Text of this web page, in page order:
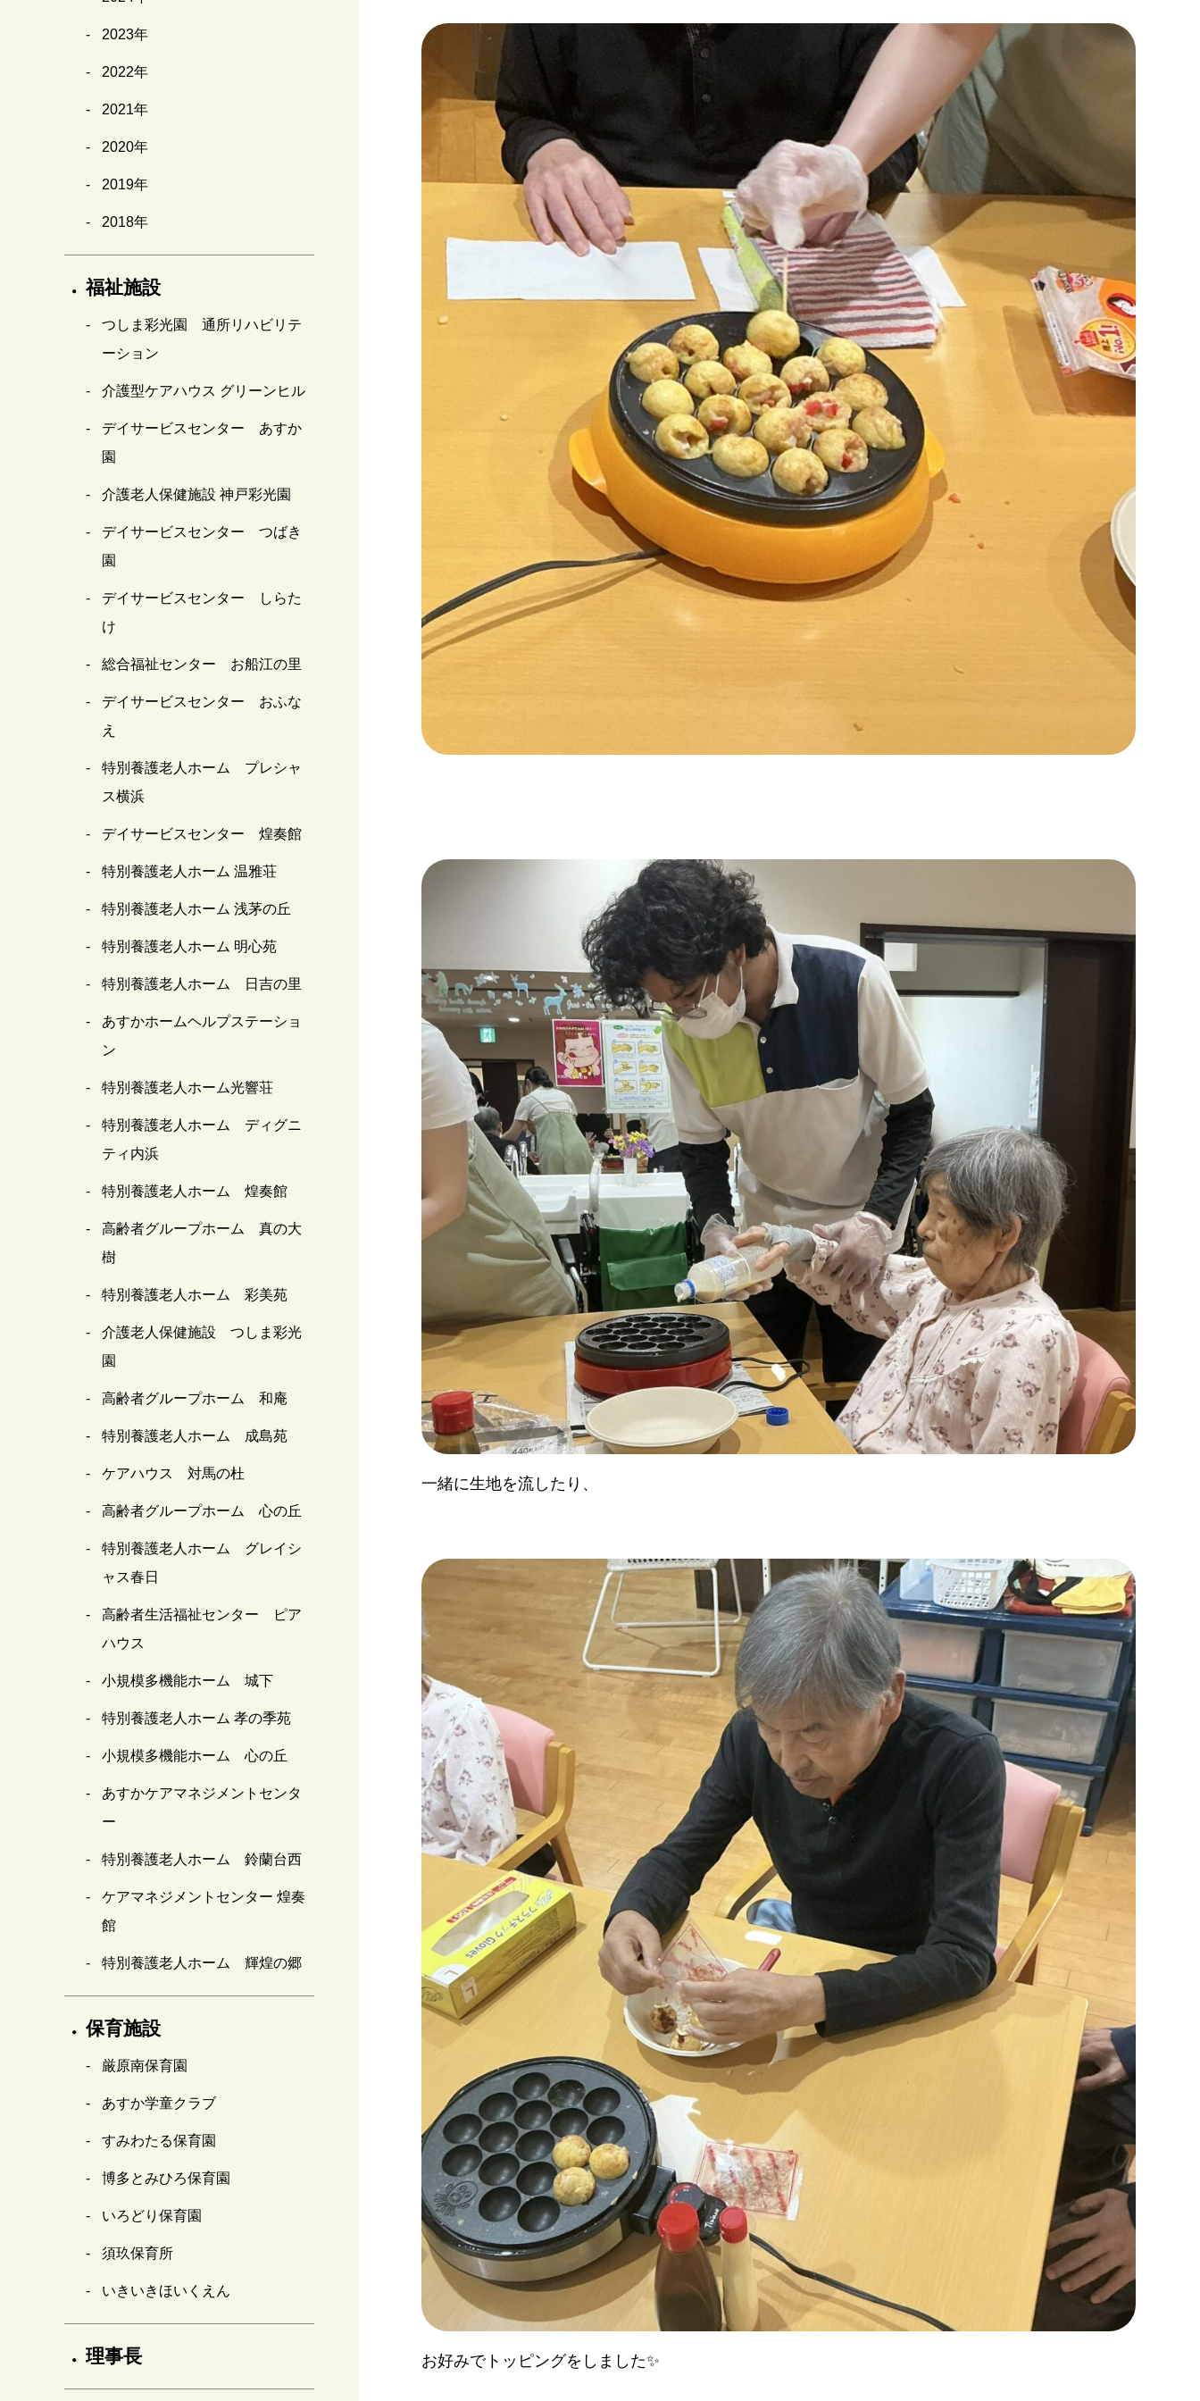
2023年
2022年
2021年
2020年
2019年
2018年
福祉施設
つしま彩光園 通所リハビリテ
ーション
介護型ケアハウス グリーンヒル
デイサービスセンター あすか
園
介護老人保健施設 神戸彩光園
デイサービスセンター つばき
園
デイサービスセンター しらた
け
総合福祉センター お船江の里
デイサービスセンター おふな
え
特別養護老人ホーム プレシャ
ス横浜
デイサービスセンター 煌奏館
特別養護老人ホーム 温雅荘
特別養護老人ホーム 浅茅の丘
特別養護老人ホーム 明心苑
特別養護老人ホーム 日吉の里
あすかホームヘルプステーショ
ン
特別養護老人ホーム光響荘
特別養護老人ホーム ディグニ
ティ内浜
特別養護老人ホーム 煌奏館
高齢者グループホーム 真の大
樹
特別養護老人ホーム 彩美苑
介護老人保健施設 つしま彩光
園
高齢者グループホーム 和庵
特別養護老人ホーム 成島苑
ケアハウス 対馬の杜
高齢者グループホーム 心の丘
特別養護老人ホーム グレイシ
ャス春日
高齢者生活福祉センター ピア
ハウス
小規模多機能ホーム 城下
特別養護老人ホーム 孝の季苑
小規模多機能ホーム 心の丘
あすかケアマネジメントセンタ
ー
特別養護老人ホーム 鈴蘭台西
ケアマネジメントセンター 煌奏
館
特別養護老人ホーム 輝煌の郷
保育施設
厳原南保育園
あすか学童クラブ
すみわたる保育園
博多とみひろ保育園
いろどり保育園
須玖保育所
いきいきほいくえん
理事長
一緒に生地を流したり、
お好みでトッピングをしました✨